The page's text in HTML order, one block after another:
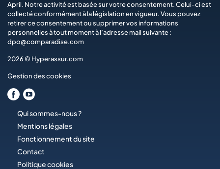
April. Notre activité est basée sur votre consentement. Celui-ci est
collecté conformément à la législation en vigueur. Vous pouvez
retirer ce consentement ou supprimer vos informations
personnelles à tout moment à l’adresse mail suivante :
dpo@comparadise.com
2026 © Hyperassur.com
Gestion des cookies
Qui sommes-nous ?
Mentions légales
Fonctionnement du site
Contact
Politique cookies